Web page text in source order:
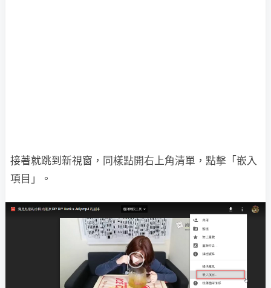
接著就跳到新視窗，同樣點開右上角清單，點擊「嵌入
項目」。